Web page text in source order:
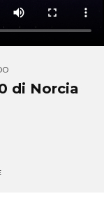
di Norcia